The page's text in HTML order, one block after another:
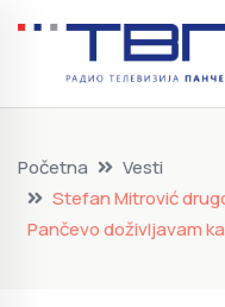
Početna
Vesti
Stefan Mitrović
Pančevo doživljavam